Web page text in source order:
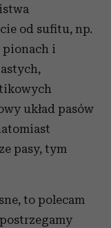
od sufitu, np.
pionach i
układ pasów
pasy, tym
to polecam